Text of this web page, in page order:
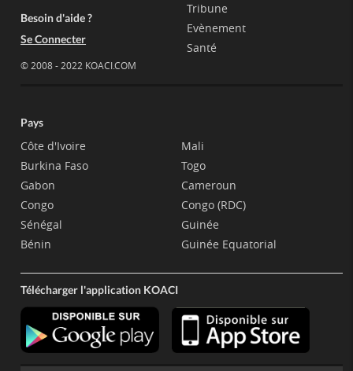
Besoin d'aide ?
Se Connecter
© 2008 - 2022 KOACI.COM
Tribune
Evènement
Santé
Pays
Côte d'Ivoire
Burkina Faso
Gabon
Congo
Sénégal
Bénin
Mali
Togo
Cameroun
Congo (RDC)
Guinée
Guinée Equatorial
Télécharger l'application KOACI